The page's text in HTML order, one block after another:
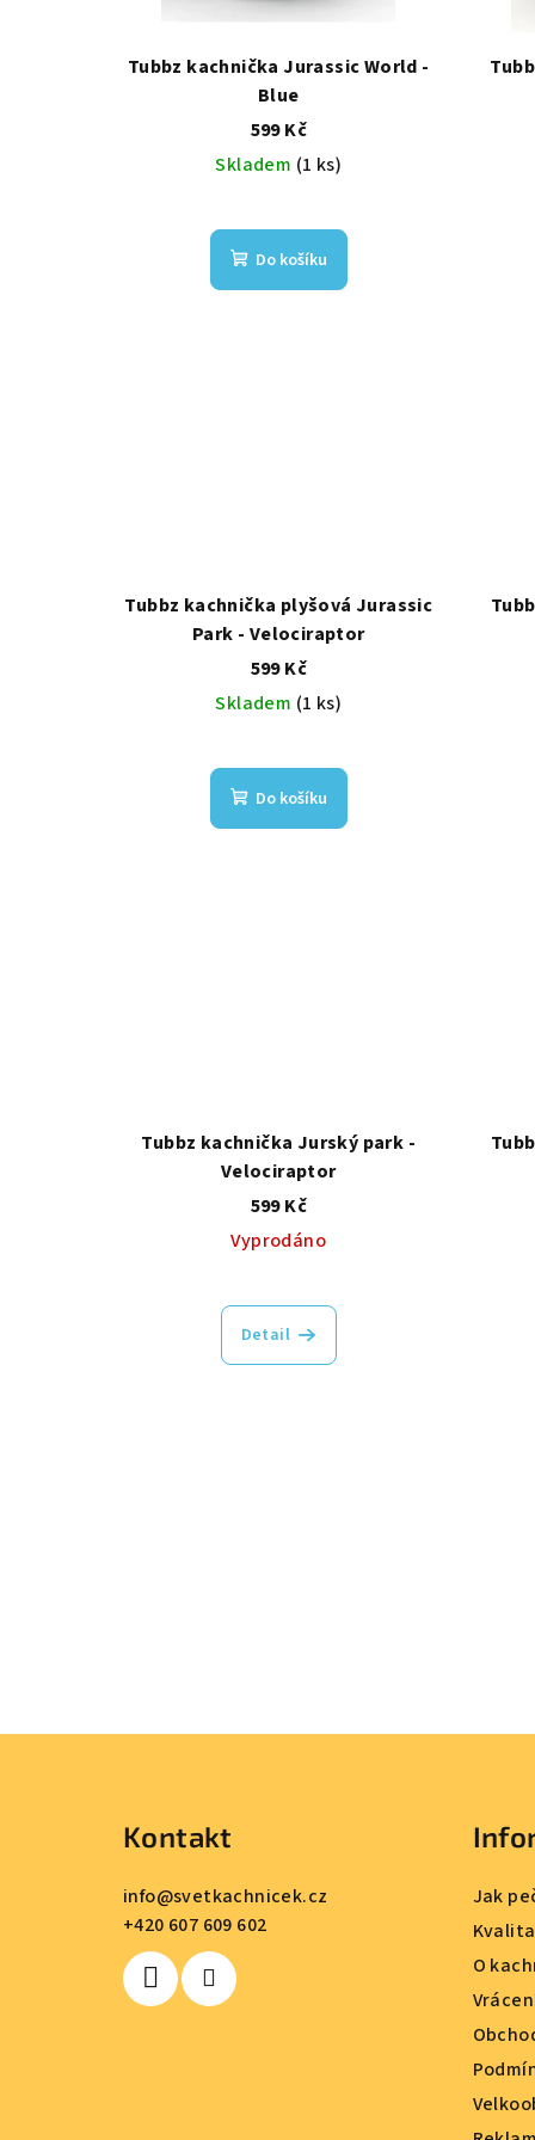
r
Tubbz kachnička Jurassic World -
Blue
599 Kč
Skladem (1 ks)
Do košíku
Tubbz kachnička plyšová Jurassic
Park - Velociraptor
599 Kč
Skladem (1 ks)
Do košíku
Tubbz kachnička Jurský park -
Velociraptor
599 Kč
Vyprodáno
Detail
Kontakt
info@svetkachnicek.cz
+420 607 609 602
Jak
O